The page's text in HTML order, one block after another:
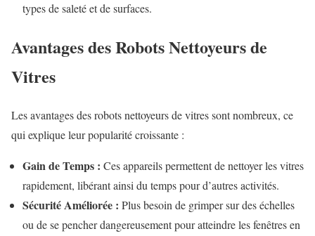
types de saleté et de surfaces.
Avantages des Robots Nettoyeurs de
Vitres
Les avantages des robots nettoyeurs de vitres sont nombreux, ce
qui explique leur popularité croissante :
Gain de Temps : Ces appareils permettent de nettoyer les vitres
rapidement, libérant ainsi du temps pour d’autres activités.
Sécurité Améliorée : Plus besoin de grimper sur des échelles
ou de se pencher dangereusement pour atteindre les fenêtres en